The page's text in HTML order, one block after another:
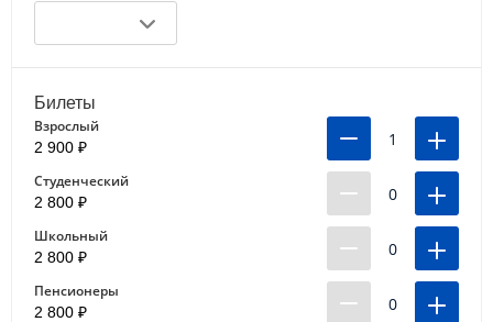
Билеты
Взрослый
2 900 ₽ 1
Студенческий
2 800 ₽ 0
Школьный
2 800 ₽ 0
Пенсионеры
2 800 ₽ 0